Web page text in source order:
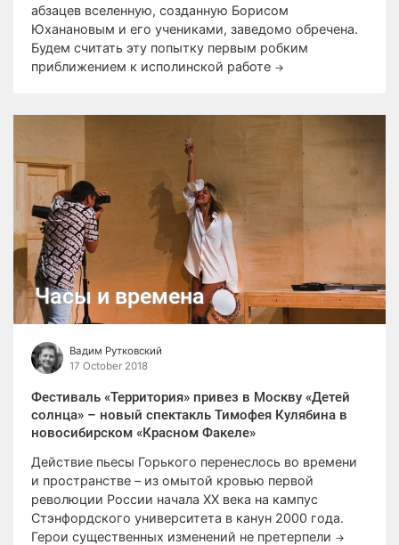
абзацев вселенную, созданную Борисом
Юханановым и его учениками, заведомо обречена.
Будем считать эту попытку первым робким
приближением к исполинской работе →
Часы и времена
Вадим Рутковский
17 October 2018
Фестиваль «Территория» привез в Москву «Детей
солнца» – новый спектакль Тимофея Кулябина в
новосибирском «Красном Факеле»
Действие пьесы Горького перенеслось во времени
и пространстве – из омытой кровью первой
революции России начала ХХ века на кампус
Стэнфордского университета в канун 2000 года.
Герои существенных изменений не претерпели →